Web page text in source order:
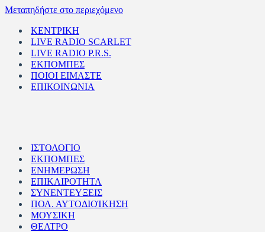
Μεταπηδήστε στο περιεχόμενο
ΚΕΝΤΡΙΚΗ
LIVE RADIO SCARLET
LIVE RADIO P.R.S.
ΕΚΠΟΜΠΕΣ
ΠΟΙΟΙ ΕΙΜΑΣΤΕ
ΕΠΙΚΟΙΝΩΝΙΑ
ΙΣΤΟΛΟΓΙΟ
ΕΚΠΟΜΠΕΣ
ΕΝΗΜΕΡΩΣΗ
ΕΠΙΚΑΙΡΟΤΗΤΑ
ΣΥΝΕΝΤΕΥΞΕΙΣ
ΠΟΛ. ΑΥΤΟΔΙΟΊΚΗΣΗ
ΜΟΥΣΙΚΗ
ΘΕΑΤΡΟ